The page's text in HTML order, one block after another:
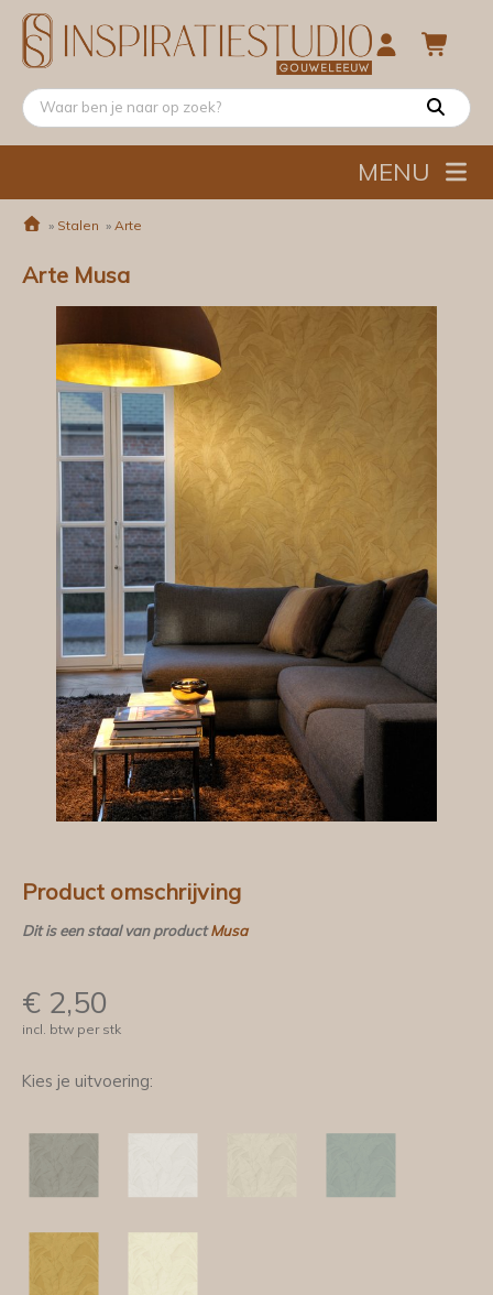
MENU
» Stalen » Arte
Arte Musa
Product omschrijving
Dit is een staal van productMusa
€ 2,50
incl. btw per stk
Kies je uitvoering: